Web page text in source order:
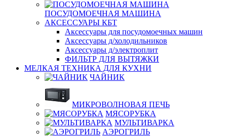
ПОСУДОМОЕЧНАЯ МАШИНА
АКСЕССУАРЫ КБТ
Аксессуары для посудомоечных машин
Аксессуары д/холодильников
Аксессуары д/электроплит
ФИЛЬТР ДЛЯ ВЫТЯЖКИ
МЕЛКАЯ ТЕХНИКА ДЛЯ КУХНИ
ЧАЙНИК
МИКРОВОЛНОВАЯ ПЕЧЬ
МЯСОРУБКА
МУЛЬТИВАРКА
АЭРОГРИЛЬ